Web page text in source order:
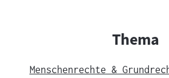
Thema
Menschenrechte &